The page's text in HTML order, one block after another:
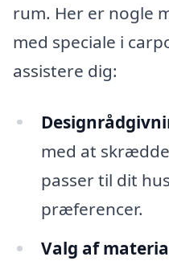
rum. Her er nogle
med speciale i
assistere dig:
med at
passer til dit
præferencer.
Valg af